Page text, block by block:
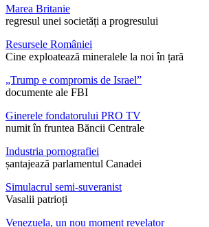
Marea Britanie
regresul unei societăți a progresului
Resursele României
Cine exploatează mineralele la noi în țară
„Trump e compromis de Israel”
documente ale FBI
Ginerele fondatorului PRO TV
numit în fruntea Băncii Centrale
Industria pornografiei
șantajează parlamentul Canadei
Simulacrul semi-suveranist
Vasalii patrioți
Venezuela, un nou moment revelator